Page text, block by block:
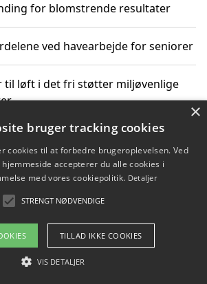
for blomstrende resultater
ved havearbejde for seniorer
til løft i det fri støtter miljøvenlige
for familien og naturen
2026 - Pilanto Aps
Blog Betingelser
×
bruger tracking cookies
cookies til at forbedre brugeroplevelsen. Ved
accepterer du alle cookies i
med vores cookiepolitik. Detaljer
STRENGT NØDVENDIGE
TILLAD IKKE COOKIES
VIS DETALJER